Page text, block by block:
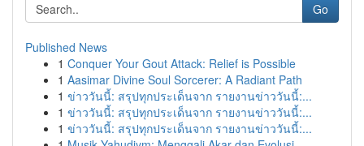
Go
Published News
1 Conquer Your Gout Attack: Relief is Possible
1 Aasimar Divine Soul Sorcerer: A Radiant Path
1 ข่าววันนี้: สรุปทุกประเด็นจาก รายงานข่าววันนี้:...
1 ข่าววันนี้: สรุปทุกประเด็นจาก รายงานข่าววันนี้:...
1 ข่าววันนี้: สรุปทุกประเด็นจาก รายงานข่าววันนี้:...